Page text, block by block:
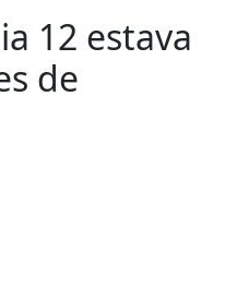
12 estava
de